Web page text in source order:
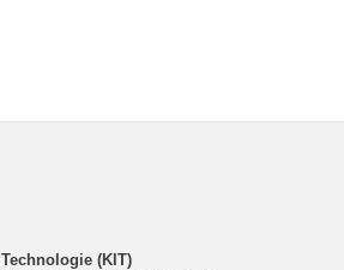
(KIT)